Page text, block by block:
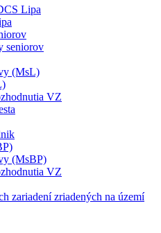
Lipa
seniorov
(MsL)
VZ
(MsBP)
VZ
zariadení zriadených na území